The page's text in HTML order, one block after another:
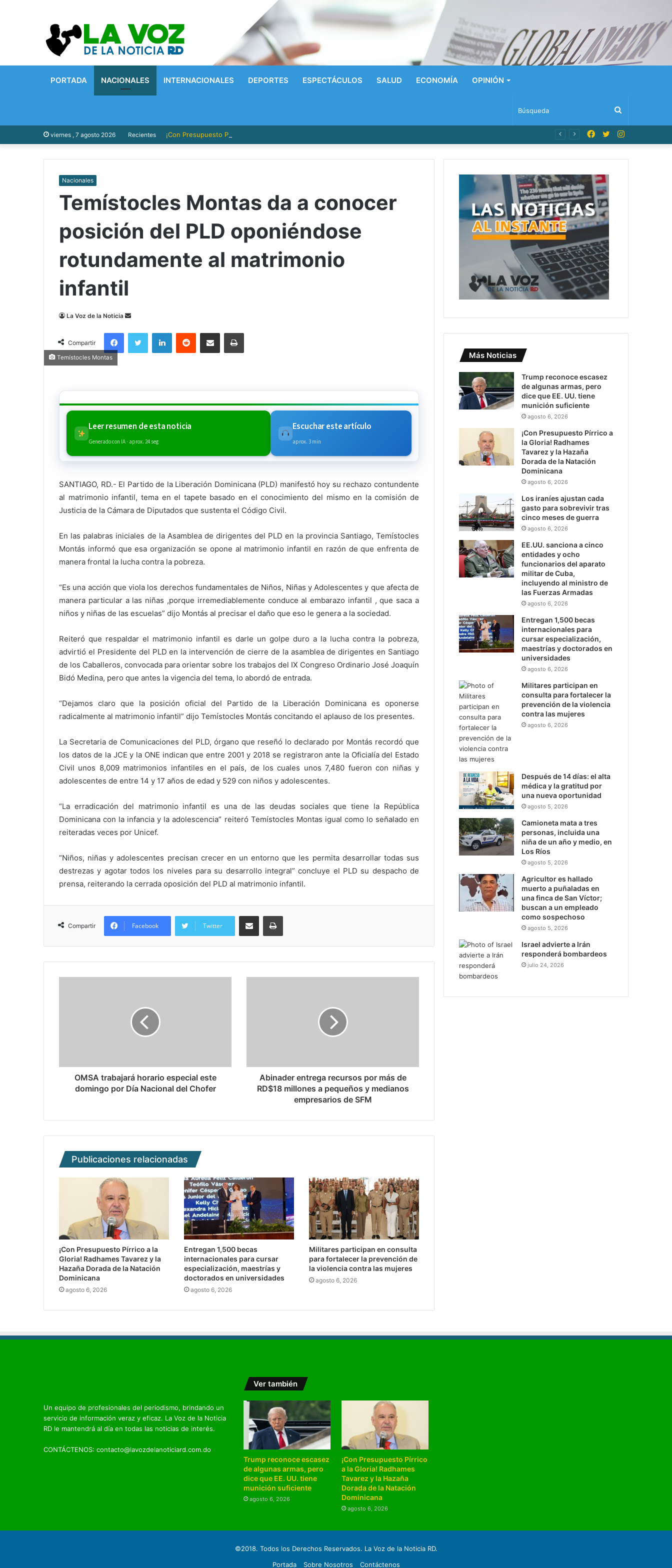
PORTADA NACIONALES INTERNACIONALES DEPORTES ESPECTÁCULOS SALUD ECONOMÍA OPINIÓN
Búsqueda
viernes , 7 agosto 2026 Recientes ¡Con Presupuesto Pírrico a la Gloria! Radhames Tavarez y la Hazaña Dorada de la Natación Dominicana Instagram
Twitter
Facebook
Nacionales
Temístocles Montas da a conocer
posición del PLD oponiéndose
rotundamente al matrimonio
infantil
La Voz de la Noticia
Send
email
Compartir
FacebookTwitter LinkedInReddit Compartir via Email Imprimi
Temístocles Montas
Leer resumen de esta noticia
Generado con IA · aprox. 24 seg
Escuchar este artículo
aprox. 3 min
SANTIAGO, RD.- El Partido de la Liberación Dominicana (PLD) manifestó hoy su rechazo contundente
al matrimonio infantil, tema en el tapete basado en el conocimiento del mismo en la comisión de
Justicia de la Cámara de Diputados que sustenta el Código Civil.
En las palabras iniciales de la Asamblea de dirigentes del PLD en la provincia Santiago, Temístocles
Montás informó que esa organización se opone al matrimonio infantil en razón de que enfrenta de
manera frontal la lucha contra la pobreza.
“Es una acción que viola los derechos fundamentales de Niños, Niñas y Adolescentes y que afecta de
manera particular a las niñas ,porque irremediablemente conduce al embarazo infantil , que saca a
niños y niñas de las escuelas” dijo Montás al precisar el daño que eso le genera a la sociedad.
Reiteró que respaldar el matrimonio infantil es darle un golpe duro a la lucha contra la pobreza,
advirtió el Presidente del PLD en la intervención de cierre de la asamblea de dirigentes en Santiago
de los Caballeros, convocada para orientar sobre los trabajos del IX Congreso Ordinario José Joaquín
Bidó Medina, pero que antes la vigencia del tema, lo abordó de entrada.
“Dejamos claro que la posición oficial del Partido de la Liberación Dominicana es oponerse
radicalmente al matrimonio infantil” dijo Temístocles Montás concitando el aplauso de los presentes.
La Secretaria de Comunicaciones del PLD, órgano que reseñó lo declarado por Montás recordó que
los datos de la JCE y la ONE indican que entre 2001 y 2018 se registraron ante la Oficialía del Estado
Civil unos 8,009 matrimonios infantiles en el país, de los cuales unos 7,480 fueron con niñas y
adolescentes de entre 14 y 17 años de edad y 529 con niños y adolescentes.
“La erradicación del matrimonio infantil es una de las deudas sociales que tiene la República
Dominicana con la infancia y la adolescencia” reiteró Temístocles Montas igual como lo señalado en
reiteradas veces por Unicef.
“Niños, niñas y adolescentes precisan crecer en un entorno que les permita desarrollar todas sus
destrezas y agotar todos los niveles para su desarrollo integral” concluye el PLD su despacho de
prensa, reiterando la cerrada oposición del PLD al matrimonio infantil.
Compartir Facebook Twitter
Compartir via Email Imprimi
OMSA trabajará horario especial este
domingo por Día Nacional del Chofer
Abinader entrega recursos por más de
RD$18 millones a pequeños y medianos
empresarios de SFM
Publicaciones relacionadas
¡Con Presupuesto Pírrico a la
Gloria! Radhames Tavarez y la
Hazaña Dorada de la Natación
Dominicana
agosto 6, 2026
Entregan 1,500 becas
internacionales para cursar
especialización, maestrías y
doctorados en universidades
agosto 6, 2026
Militares participan en consulta
para fortalecer la prevención de
la violencia contra las mujeres
agosto 6, 2026
Más Noticias
Trump reconoce escasez
de algunas armas, pero
dice que EE. UU. tiene
munición suficiente
agosto 6, 2026
¡Con Presupuesto Pírrico a
la Gloria! Radhames
Tavarez y la Hazaña
Dorada de la Natación
Dominicana
agosto 6, 2026
Los iraníes ajustan cada
gasto para sobrevivir tras
cinco meses de guerra
agosto 6, 2026
EE.UU. sanciona a cinco
entidades y ocho
funcionarios del aparato
militar de Cuba,
incluyendo al ministro de
las Fuerzas Armadas
agosto 6, 2026
Entregan 1,500 becas
internacionales para
cursar especialización,
maestrías y doctorados en
universidades
agosto 6, 2026
Militares participan en
consulta para fortalecer la
prevención de la violencia
contra las mujeres
agosto 6, 2026
Después de 14 días: el alta
médica y la gratitud por
una nueva oportunidad
agosto 5, 2026
Camioneta mata a tres
personas, incluida una
niña de un año y medio, en
Los Ríos
agosto 5, 2026
Agricultor es hallado
muerto a puñaladas en
una finca de San Víctor;
buscan a un empleado
como sospechoso
agosto 5, 2026
Israel advierte a Irán
responderá bombardeos
julio 24, 2026
Un equipo de profesionales del periodismo, brindando un
servicio de información veraz y eficaz. La Voz de la Noticia
RD le mantendrá al día en todas las noticias de interés.
CONTÁCTENOS: contacto@lavozdelanoticiard.com.do
Ver también
Trump reconoce escasez
de algunas armas, pero
dice que EE. UU. tiene
munición suficiente
agosto 6, 2026
¡Con Presupuesto Pírrico
a la Gloria! Radhames
Tavarez y la Hazaña
Dorada de la Natación
Dominicana
agosto 6, 2026
©2018. Todos los Derechos Reservados. La Voz de la Noticia RD.
Portada
Sobre Nosotros Contáctenos